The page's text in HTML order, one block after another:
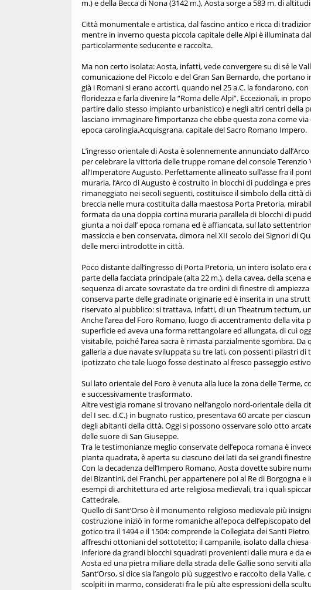
m.) e della Becca di Nona (3142 m.), Aosta sorge a 583 m. di
Città monumentale e artistica, dal fascino antico e ricca di
mentre in inverno questa piccola capitale delle Alpi è illuminata
particolarmente seducente e raccolta.
Ma non certo isolata: Aosta, infatti, vede convergere su di sé le
comunicazione del Piccolo e del Gran San Bernardo, che
già i Romani si erano accorti, quando nel 25 a.C. la fondarono,
floridezza e farla divenire la “Roma delle Alpi”. Eccezionali, in
partire dallo stesso impianto urbanistico) e negli altri centri
lasciano immaginare l’importanza che ebbe questa zona come
epoca carolingia,Acquisgrana, capitale del Sacro Romano Impero.
L’ingresso orientale di Aosta è solennemente annunciato
per celebrare la vittoria delle truppe romane del console
all’Imperatore Augusto. Perfettamente allineato sull’asse fra il
muraria, l’Arco di Augusto è costruito in blocchi di puddinga e
rimaneggiato nei secoli seguenti, costituisce il simbolo della città
breccia nelle mura costituita dalla maestosa Porta Pretoria,
formata da una doppia cortina muraria parallela di blocchi di
giunta a noi dall’ epoca romana ed è affiancata, sul lato
massiccia e ben conservata, dimora nel XII secolo dei Signori di
delle merci introdotte in città.
Poco distante dall’ingresso di Porta Pretoria, un intero isolato
parte della facciata principale (alta 22 m.), della cavea, della
sequenza di arcate sovrastate da tre ordini di finestre di
conserva parte delle gradinate originarie ed è inserita in una
riservato al pubblico: si trattava, infatti, di un Theatrum tectum,
Anche l’area del Foro Romano, luogo di accentramento della
superficie ed aveva una forma rettangolare ed allungata, di cui
visitabile, poiché l’area sacra è rimasta parzialmente sgombra.
galleria a due navate sviluppata su tre lati, con possenti pilastri
ipotizzato che tale luogo fosse destinato al fresco passeggio
Sul lato orientale del Foro è venuta alla luce la zona delle Terme,
e successivamente trasformato.
Altre vestigia romane si trovano nell’angolo nord-orientale della
del I sec. d.C.) in bugnato rustico, presentava 60 arcate per
degli abitanti della città. Oggi si possono osservare solo otto
delle suore di San Giuseppe.
Tra le testimonianze meglio conservate dell’epoca romana è
pianta quadrata, è aperta su ciascuno dei lati da sei grandi
Con la decadenza dell’Impero Romano, Aosta dovette subire
dei Bizantini, dei Franchi, per appartenere poi al Re di Borgogna
esempi di architettura ed arte religiosa medievali, tra i quali
Cattedrale.
Quello di Sant’Orso è il monumento religioso medievale più
costruzione iniziò in forme romaniche all’epoca dell’episcopato
gotico tra il 1494 e il 1504: comprende la Collegiata dei Santi
affreschi ottoniani del sottotetto; il campanile, isolato dalla
inferiore da grandi blocchi squadrati provenienti dalle mura e
Aosta ed una pietra miliare della strada delle Gallie sono serviti
Sant’Orso, si dice sia l’angolo più suggestivo e raccolto della
scolpiti in marmo, considerati fra le più alte espressioni della